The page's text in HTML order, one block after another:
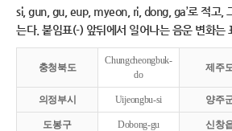
si, gun, gu, eup, myeon, ri, dong, ga’로 적고,
는다. 붙임표(-) 앞뒤에서 일어나는 음운 변화는
충청북도
Chungcheongbuk-
do
제주
의정부시 Uijeongbu-si 양주
도봉구 Dobong-gu 신창